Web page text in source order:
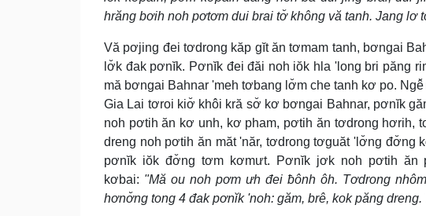
hrăng bơih noh pơtơm dui brai tơ̆ không vă tanh. Jang lơ
Vă pơjing đei tơdrong kăp gĭt ăn tơmam tanh, bơngai
lơ̆k đak pơnĭk. Pơnĭk đei đăi noh iŏk hla 'long bri păng
mă bơngai Bahnar 'meh tơbang lơ̆m che tanh kơ po.
Gia Lai tơroi kiơ̆ khôi kră sơ̆ kơ bơngai Bahnar, pơnĭk
noh pơtih ăn kơ unh, kơ pham, pơtih ăn tơdrong hơrih,
dreng noh pơtih ăn măt 'năr, tơdrong tơguăt 'lơ̆ng đơ̆ng
pơnĭk iŏk đơ̆ng tơm kơmưt. Pơnĭk jơk noh pơtih ăn
kơbai: "Mă ou noh pơm ưh đei ƀônh ôh. Tơdrong
hơnơ̆ng tong 4 đak pơnĭk 'noh: găm, brê, kok păng